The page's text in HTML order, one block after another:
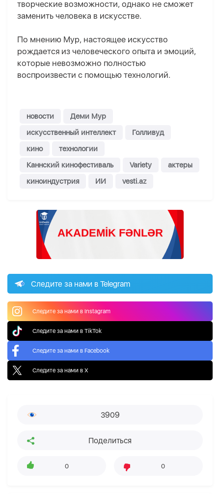
творческие возможности, однако не сможет
заменить человека в искусстве.
По мнению Мур, настоящее искусство
рождается из человеческого опыта и эмоций,
которые невозможно полностью
воспроизвести с помощью технологий.
новости
Деми Мур
искусственный интеллект
Голливуд
кино
технологии
Каннский кинофестиваль
Variety
актеры
киноиндустрия
ИИ vesti.az
Следите за нами в Telegram
Следите за нами в Instagram
Следите за нами в TikTok
Следите за нами в Facebook
Следите за нами в X
3909
Поделиться
0 0